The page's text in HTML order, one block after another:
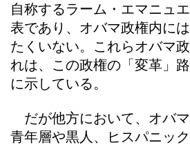
自称するラーム・エマニュ
表であり、オバマ政権内に
たくいない。これらオバマ
れは、この政権の「変革」
に示している。
だが他方において、オバ
青年層や黒人、ヒスパニッ